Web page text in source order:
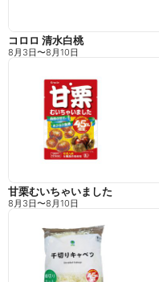
コロロ 清水白桃
8月3日〜8月10日
甘栗むいちゃいました
8月3日〜8月10日